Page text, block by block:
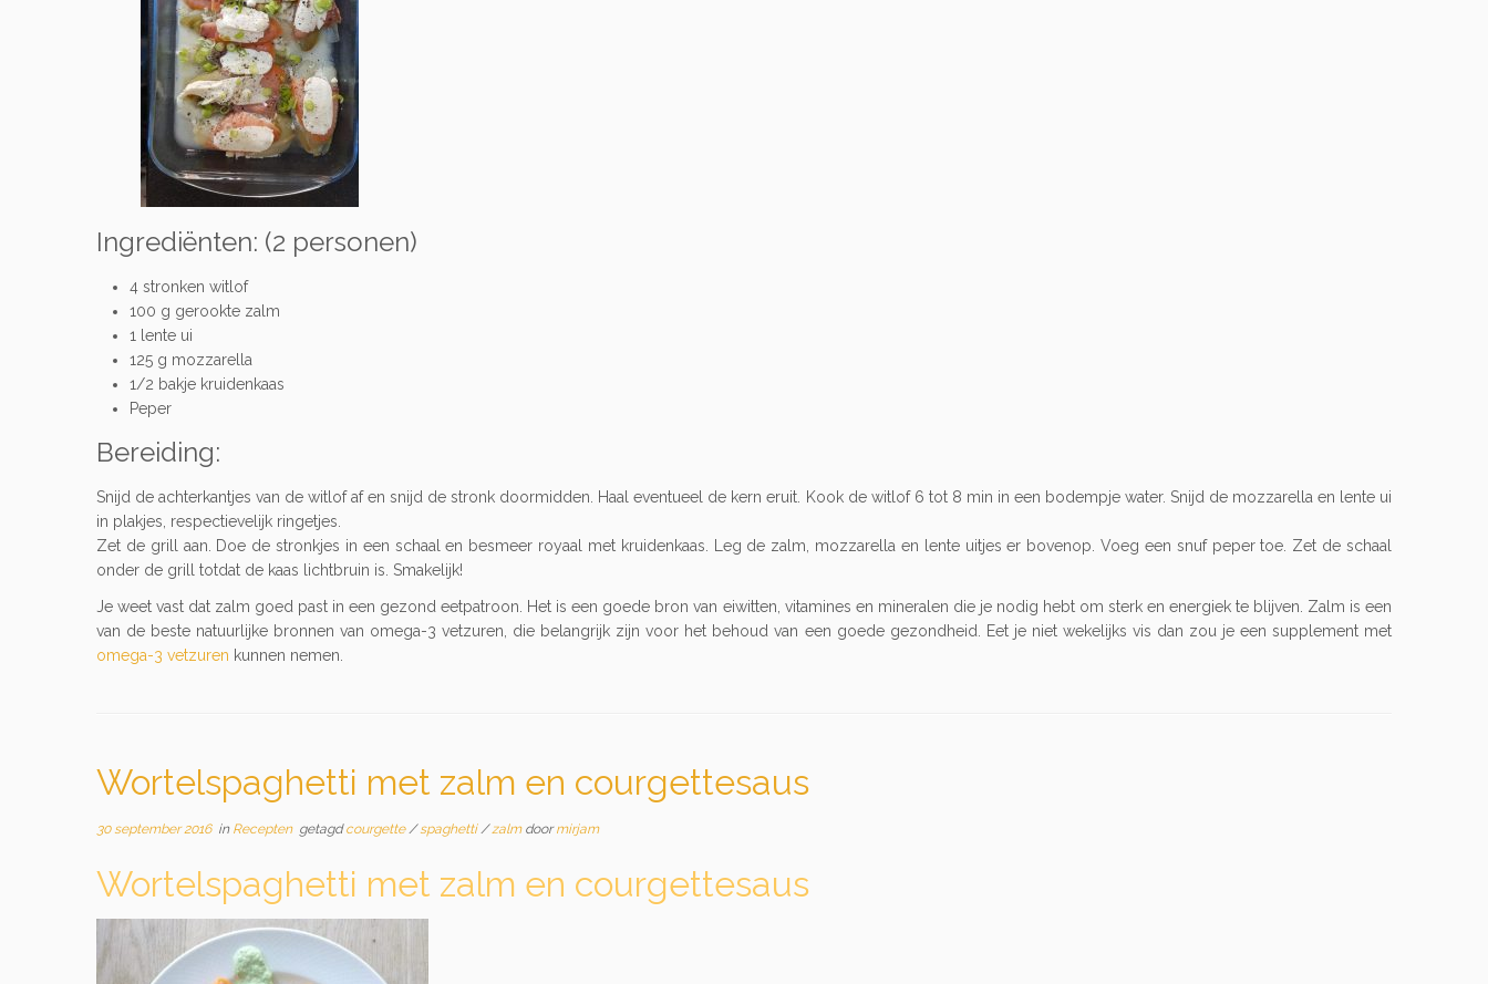
Ingrediënten: (2 personen)
4 stronken witlof
100 g gerookte zalm
1 lente ui
125 g mozzarella
1/2 bakje kruidenkaas
Peper
Bereiding:
Snijd de achterkantjes van de witlof af en snijd de stronk doormidden. Haal eventueel de kern eruit. Kook de witlof 6 tot 8 min in een bodempje water. Snijd de mozzarella en lente ui
in plakjes, respectievelijk ringetjes.
Zet de grill aan. Doe de stronkjes in een schaal en besmeer royaal met kruidenkaas. Leg de zalm, mozzarella en lente uitjes er bovenop. Voeg een snuf peper toe. Zet de schaal
onder de grill totdat de kaas lichtbruin is. Smakelijk!
Je weet vast dat zalm goed past in een gezond eetpatroon. Het is een goede bron van eiwitten, vitamines en mineralen die je nodig hebt om sterk en energiek te blijven. Zalm is een
van de beste natuurlijke bronnen van omega-3 vetzuren, die belangrijk zijn voor het behoud van een goede gezondheid. Eet je niet wekelijks vis dan zou je een supplement met
omega-3 vetzuren kunnen nemen.
Wortelspaghetti met zalm en courgettesaus
30 september 2016in Recepten getagdcourgette/spaghetti/zalm doormirjam
Wortelspaghetti met zalm en courgettesaus